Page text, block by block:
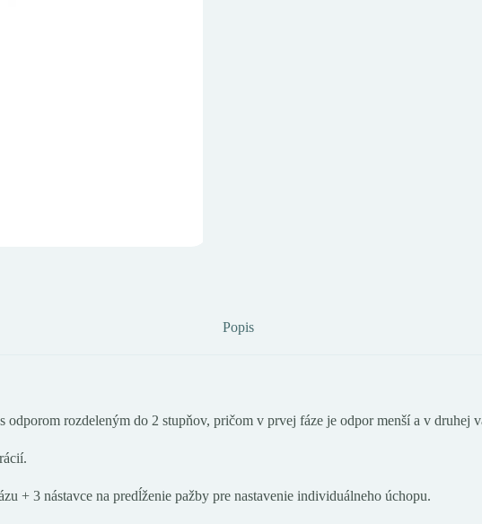
Popis
rozdeleným do 2 stupňov, pričom v prvej fáze je odpor menší a v druhej
+ 3 nástavce na predĺženie pažby pre nastavenie individuálneho úchopu.